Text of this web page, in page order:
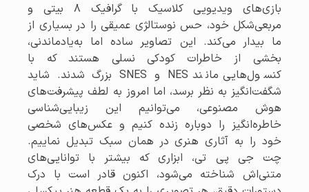
بازی‌های ویدیویی کلاسیک با گرافیک ۸ بیتی و
مربعی‌شکل خود، حس نوستالژی عمیقی را در بسیاری از
ما بیدار می‌کند. این تصاویر ساده اما به‌یادماندنی،
بخشی از خاطرات کودکی نسلی هستند که با
کنسول‌هایی مانند NES و SNES بزرگ شدند. شاید
شگفت‌انگیز به نظر برسد، اما امروز به لطف پیشرفت‌های
هوش مصنوعی، می‌توانیم این زیبایی‌شناسی
خاطره‌انگیز را دوباره زنده کنیم و عکس‌های شخصی
خود را به آثاری هنری در همان سبک تبدیل نماییم.
چت جی پی تی، ابزاری که بیشتر با توانایی‌های
متنی‌اش شناخته می‌شود، اکنون قادر است با درک